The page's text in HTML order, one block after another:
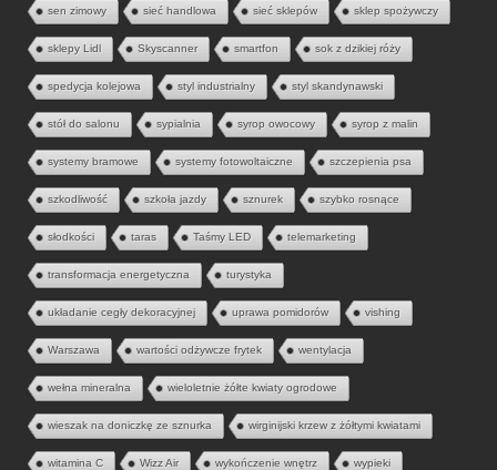
sen zimowy sieć handlowa sieć sklepów sklep spożywczy
sklepy Lidl Skyscanner smartfon sok z dzikiej róży
spedycja kolejowa styl industrialny styl skandynawski
stół do salonu sypialnia syrop owocowy syrop z malin
systemy bramowe systemy fotowoltaiczne szczepienia psa
szkodliwość szkoła jazdy sznurek szybko rosnące
słodkości taras Taśmy LED telemarketing
transformacja energetyczna turystyka
układanie cegły dekoracyjnej uprawa pomidorów vishing
Warszawa wartości odżywcze frytek wentylacja
wełna mineralna wieloletnie żółte kwiaty ogrodowe
wieszak na doniczkę ze sznurka wirginijski krzew z żółtymi kwiatami
witamina C Wizz Air wykończenie wnętrz wypieki